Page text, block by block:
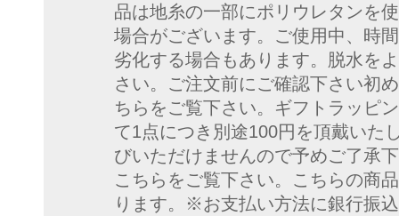
品は地糸の一部にポリウレタンを
場合がございます。ご使用中、時
劣化する場合もあります。脱水を
さい。ご注文前にご確認下さい初
ちらをご覧下さい。ギフトラッピ
て1点につき別途100円を頂戴いた
びいただけませんので予めご了承
こちらをご覧下さい。こちらの商
ります。※お支払い方法に銀行振